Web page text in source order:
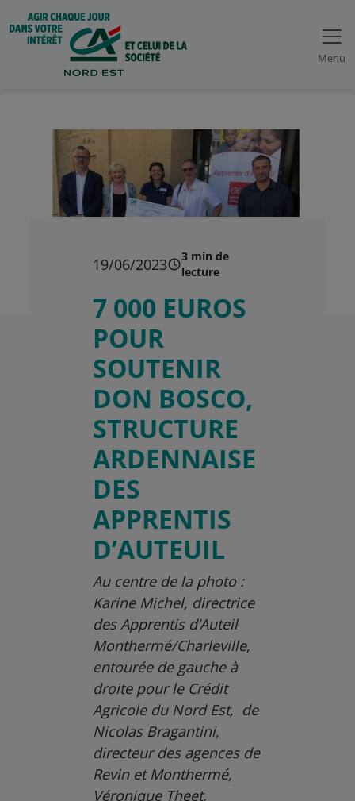
Menu
19/06/2023
3 min de
lecture
7 000 EUROS
POUR
SOUTENIR
DON BOSCO,
STRUCTURE
ARDENNAISE
DES
APPRENTIS
D’AUTEUIL
Au centre de la photo :
Karine Michel, directrice
des Apprentis d’Auteil
Monthermé/Charleville,
entourée de gauche à
droite pour le Crédit
Agricole du Nord Est, de
Nicolas Bragantini,
directeur des agences de
Revin et Monthermé,
Véronique Theet,